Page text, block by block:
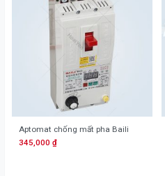
Aptomat chống mất pha Baili
345,000 ₫